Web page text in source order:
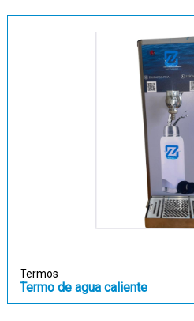
Termos
Termo de agua caliente